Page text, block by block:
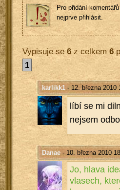
Pro přidání
nejprve přihlásit.
Vypisuje se6z celkem6
1
karlikk1- 12. března 2010
líbí se mi
nejsem
Danae- 10. března 2010
Jo, hlava
vla­sech,